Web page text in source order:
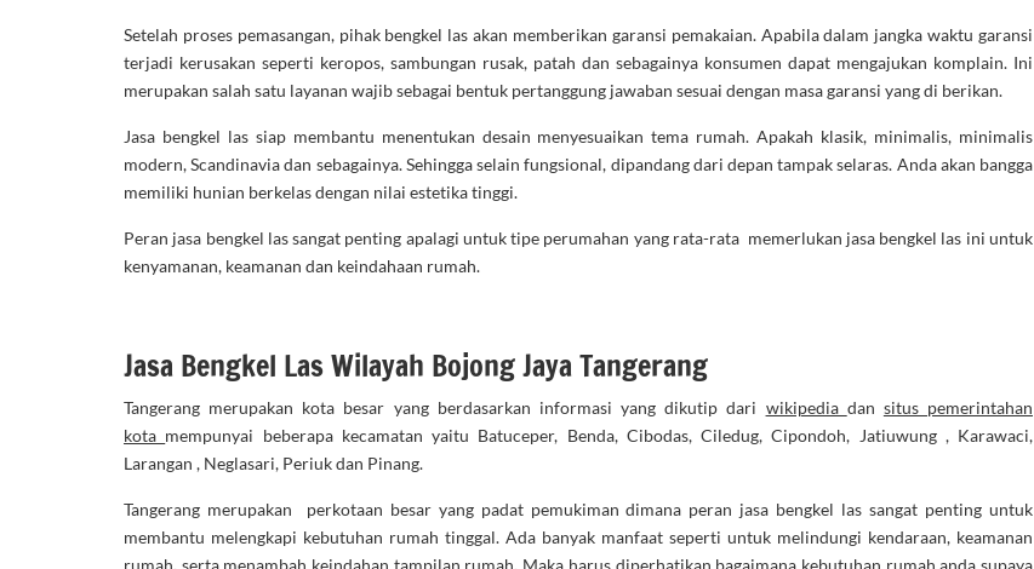
Setelah proses pemasangan, pihak bengkel las akan memberikan garansi pemakaian. Apabila dalam jangka waktu garansi
terjadi kerusakan seperti keropos, sambungan rusak, patah dan sebagainya konsumen dapat mengajukan komplain. Ini
merupakan salah satu layanan wajib sebagai bentuk pertanggung jawaban sesuai dengan masa garansi yang di berikan.
Jasa bengkel las siap membantu menentukan desain menyesuaikan tema rumah. Apakah klasik, minimalis, minimalis
modern, Scandinavia dan sebagainya. Sehingga selain fungsional, dipandang dari depan tampak selaras. Anda akan bangga
memiliki hunian berkelas dengan nilai estetika tinggi.
Peran jasa bengkel las sangat penting apalagi untuk tipe perumahan yang rata-rata memerlukan jasa bengkel las ini untuk
kenyamanan, keamanan dan keindahaan rumah.
Jasa Bengkel Las Wilayah Bojong Jaya Tangerang
Tangerang merupakan kota besar yang berdasarkan informasi yang dikutip dari wikipedia dan situs pemerintahan
kota mempunyai beberapa kecamatan yaitu Batuceper, Benda, Cibodas, Ciledug, Cipondoh, Jatiuwung , Karawaci,
Larangan , Neglasari, Periuk dan Pinang.
Tangerang merupakan perkotaan besar yang padat pemukiman dimana peran jasa bengkel las sangat penting untuk
membantu melengkapi kebutuhan rumah tinggal. Ada banyak manfaat seperti untuk melindungi kendaraan, keamanan
rumah, serta menambah keindahan tampilan rumah. Maka harus diperhatikan bagaimana kebutuhan rumah anda supaya